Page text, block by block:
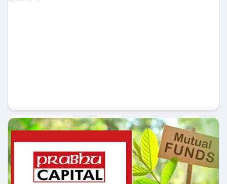
Banner News